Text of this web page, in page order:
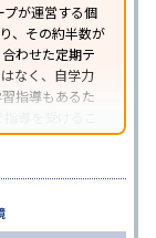
プが運営する個
、その約半数が
わせた定期テ
なく、自学力
指導もあるた
導を受けるこ